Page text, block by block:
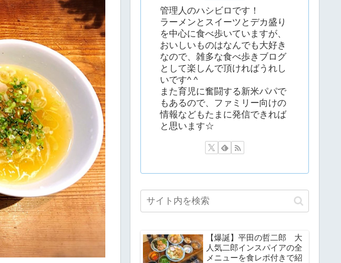
管理人のハシビロです！
ラーメンとスイーツとデカ盛り
を中心に食べ歩いていますが、
おいしいものはなんでも大好き
なので、雑多な食べ歩きブログ
として楽しんで頂ければうれし
いです^ ^
また育児に奮闘する新米パパで
もあるので、ファミリー向けの
情報などもたまに発信できれば
と思います☆
【爆誕】平田の哲二郎 大
人気二郎インスパイアの全
メニューを食レポ付きで紹